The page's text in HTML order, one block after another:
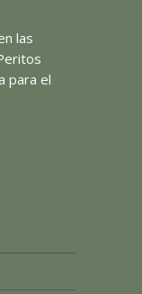
las
para el